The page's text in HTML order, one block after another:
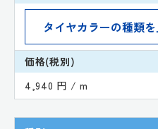
価格(税別)
4,940 円 / m